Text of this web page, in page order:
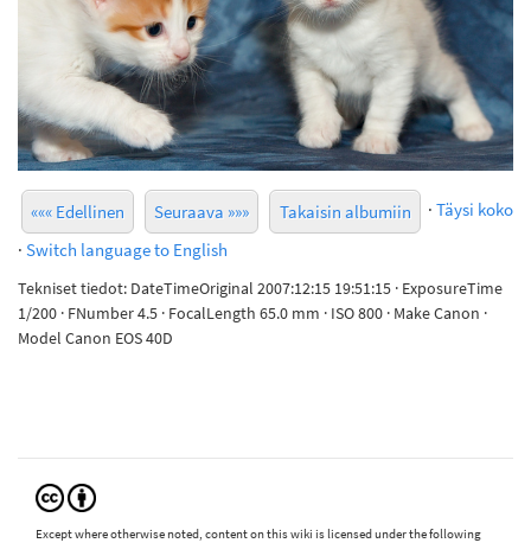
««« Edellinen Seuraava »»» Takaisin albumiin · Täysi koko
· Switch language to English
Tekniset tiedot: DateTimeOriginal 2007:12:15 19:51:15 · ExposureTime
1/200 · FNumber 4.5 · FocalLength 65.0 mm · ISO 800 · Make Canon ·
Model Canon EOS 40D
Except where otherwise noted, content on this wiki is licensed under the following